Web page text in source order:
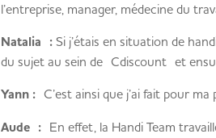
l’entreprise, manager, médecine du
Natalia :Si j’étais en situation de
du sujet au sein de Cdiscount et
Yann :C’est ainsi que j’ai fait pour
Aude :En effet, la Handi Team